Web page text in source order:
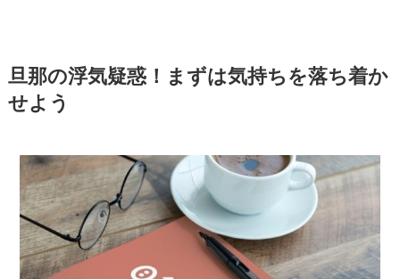
旦那の浮気疑惑！まずは気持ちを落ち着か
せよう